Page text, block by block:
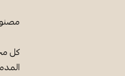
كل